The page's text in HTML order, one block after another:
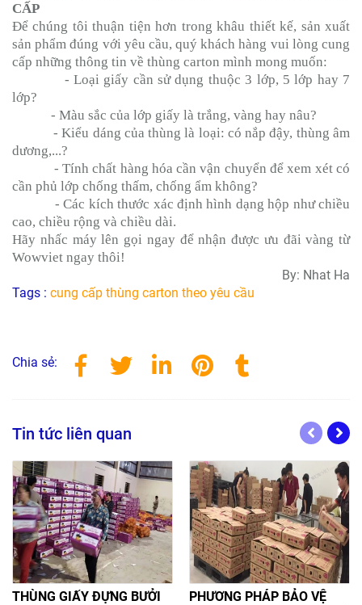
CẤP
Để chúng tôi thuận tiện hơn trong khâu thiết kế, sản xuất
sản phẩm đúng với yêu cầu, quý khách hàng vui lòng cung
cấp những thông tin về thùng carton mình mong muốn:
- Loại giấy cần sử dụng thuộc 3 lớp, 5 lớp hay 7
lớp?
- Màu sắc của lớp giấy là trắng, vàng hay nâu?
- Kiểu dáng của thùng là loại: có nắp đậy, thùng âm
dương,...?
- Tính chất hàng hóa cần vận chuyển để xem xét có
cần phủ lớp chống thấm, chống ẩm không?
- Các kích thước xác định hình dạng hộp như chiều
cao, chiều rộng và chiều dài.
Hãy nhấc máy lên gọi ngay để nhận được ưu đãi vàng từ
Wowviet ngay thôi!
By: Nhat Ha
Tags : cung cấp thùng carton theo yêu cầu
Chia sẻ:
Tin tức liên quan
THÙNG GIẤY ĐỰNG BƯỞI
PHƯƠNG PHÁP BẢO VỆ